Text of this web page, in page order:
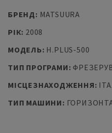
БРЕНД: MATSUURA
РІК: 2008
МОДЕЛЬ: H.PLUS-500
ТИП ПРОГРАМИ:
МІСЦЕЗНАХОДЖЕННЯ:
ТИП МАШИНИ: